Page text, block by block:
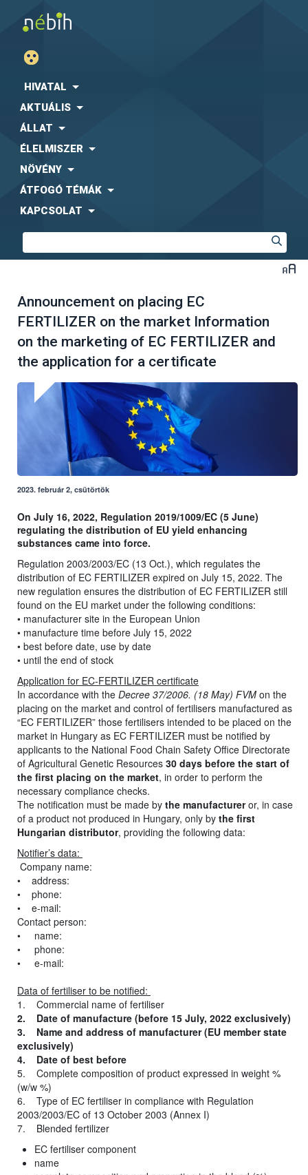
HIVATAL
AKTUÁLIS
ÁLLAT
ÉLELMISZER
NÖVÉNY
ÁTFOGÓ TÉMÁK
KAPCSOLAT
Announcement on placing EC
FERTILIZER on the market Information
on the marketing of EC FERTILIZER and
the application for a certificate
2023. február 2, csütörtök
On July 16, 2022, Regulation 2019/1009/EC (5 June)
regulating the distribution of EU yield enhancing
substances came into force.
Regulation 2003/2003/EC (13 Oct.), which regulates the
distribution of EC FERTILIZER expired on July 15, 2022. The
new regulation ensures the distribution of EC FERTILIZER still
found on the EU market under the following conditions:
• manufacturer site in the European Union
• manufacture time before July 15, 2022
• best before date, use by date
• until the end of stock
Application for EC-FERTILIZER certificate
In accordance with the Decree 37/2006. (18 May) FVM on the
placing on the market and control of fertilisers manufactured as
“EC FERTILIZER” those fertilisers intended to be placed on the
market in Hungary as EC FERTILIZER must be notified by
applicants to the National Food Chain Safety Office Directorate
of Agricultural Genetic Resources 30 days before the start of
the first placing on the market, in order to perform the
necessary compliance checks.
The notification must be made by the manufactureror, in case
of a product not produced in Hungary, only by the first
Hungarian distributor, providing the following data:
Notifier’s data:
Company name:
• address:
• phone:
• e-mail:
Contact person:
• name:
• phone:
• e-mail:
Data of fertiliser to be notified:
1. Commercial name of fertiliser
2. Date of manufacture (before 15 July, 2022 exclusively)
3. Name and address of manufacturer (EU member state
exclusively)
4. Date of best before
5. Complete composition of product expressed in weight %
(w/w %)
6. Type of EC fertiliser in compliance with Regulation
2003/2003/EC of 13 October 2003 (Annex I)
7. Blended fertilizer
EC fertiliser component
name